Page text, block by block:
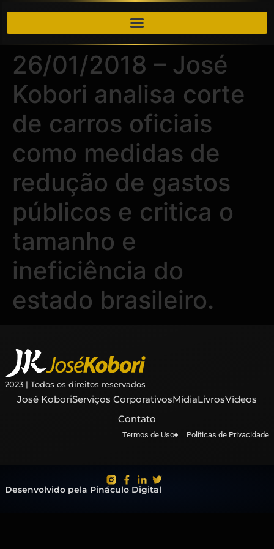
26/01/2018 – José
Kobori analisa corte
de carros oficiais
como medidas de
redução de gastos
públicos e critica o
tamanho e
ineficiência do
estado brasileiro.
2023 | Todos os direitos reservados
José KoboriServiços CorporativosMídiaLivrosVídeos
Contato
Termos de Uso Políticas de Privacidade
Desenvolvido pela Pináculo Digital